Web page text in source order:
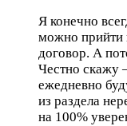
Я конечно
можно прийти
договор. А
Честно скажу
ежедневно
из раздела
на 100%